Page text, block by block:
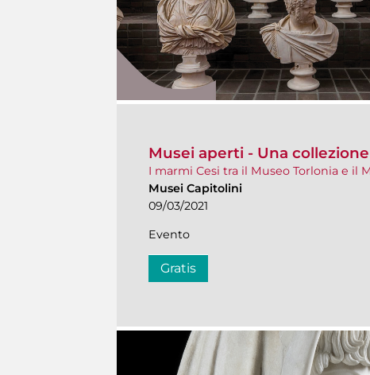
Musei aperti - Una
I marmi Cesi tra il Museo Torlonia e il
Musei Capitolini
09/03/2021
Evento
Gratis